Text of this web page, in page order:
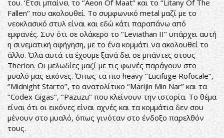
του. ‘Ετσι μπαίνει το ‘’Aeon Of Maat’’ και το ‘’Litany Of The
Fallen’’ που ακολουθεί. Το συμφωνικό metal μαζί με το
νεοκλασικό στυλ είναι και εδώ κάτι παραπάνω από
εμφανές. Συν ότι σε ολάκερο το ‘’Leviathan II’’ υπάρχει αυτή
η σινεματική αφήγηση, με το ένα κομμάτι να ακολουθεί το
άλλο. Όλα αυτά τα έχουμε ξανά δει σε μπάντες στους
Therion. Οι μελωδίες μαζί με τις φωνές παράγουν στο
μυαλό μας εικόνες. Όπως τα πιο heavy ‘’Lucifuge Rofocale’’,
‘’Midnight Starτο’’, το ανατολίτικο ‘’Marijin Min Nar’’ και τα
‘’Codex Gigas’’, ‘’Pazuzu’’ που κλείνουν την ιστορία. Το θέμα
είναι ότι οι εικόνες είναι αχνές και τα κομμάτια δεν σου
μένουν στο μυαλό, όπως γινόταν στο ένδοξο παρελθόν
τους.